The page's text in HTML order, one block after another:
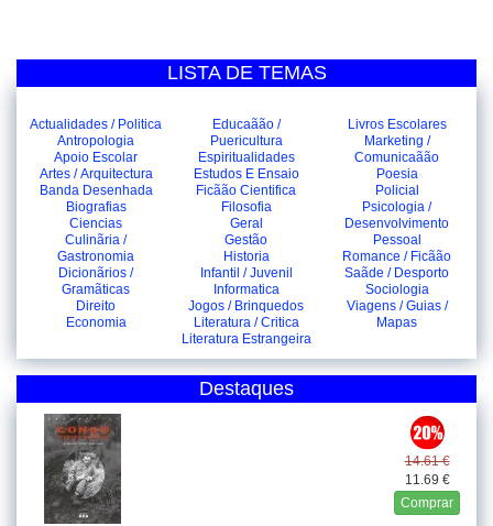
LISTA DE TEMAS
Actualidades / Politica
Antropologia
Apoio Escolar
Artes / Arquitectura
Banda Desenhada
Biografias
Ciencias
Culinãria /
Gastronomia
Dicionãrios /
Gramãticas
Direito
Economia
Educaãão /
Puericultura
Espiritualidades
Estudos E Ensaio
Ficãão Cientifica
Filosofia
Geral
Gestão
Historia
Infantil / Juvenil
Informatica
Jogos / Brinquedos
Literatura / Critica
Literatura Estrangeira
Livros Escolares
Marketing /
Comunicaãão
Poesia
Policial
Psicologia /
Desenvolvimento
Pessoal
Romance / Ficãão
Saãde / Desporto
Sociologia
Viagens / Guias /
Mapas
Destaques
14.61 €
11.69 €
Comprar